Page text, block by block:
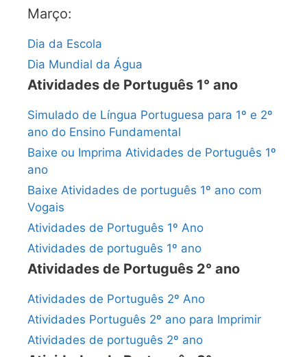
Março:
Dia da Escola
Dia Mundial da Água
Atividades de Português 1° ano
Simulado de Língua Portuguesa para 1º e 2º
ano do Ensino Fundamental
Baixe ou Imprima Atividades de Português 1º
ano
Baixe Atividades de português 1º ano com
Vogais
Atividades de Português 1º Ano
Atividades de português 1º ano
Atividades de Português 2° ano
Atividades de Português 2º Ano
Atividades Português 2º ano para Imprimir
Atividades de português 2º ano